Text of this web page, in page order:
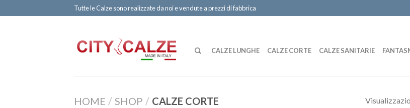
Tutte le Calze sono realizzate da noi e vendute a prezzi di fabbrica
CALZE LUNGHE CALZE CORTE CALZE SANITARIE
HOME / SHOP / CALZE CORTE